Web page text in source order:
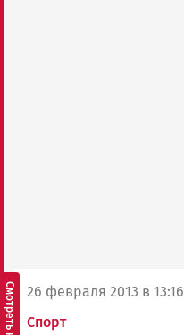
26 февраля 2013 в 13:16
Спорт